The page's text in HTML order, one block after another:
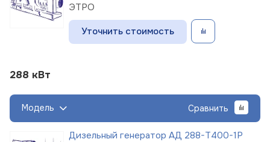
ЭТРО
Уточнить стоимость
288 кВт
Модель Сравнить
Дизельный генератор АД 288-Т400-1Р